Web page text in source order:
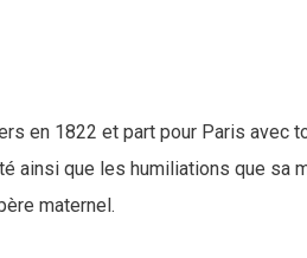
en 1822 et part pour Paris avec
ainsi que les humiliations que sa
maternel.